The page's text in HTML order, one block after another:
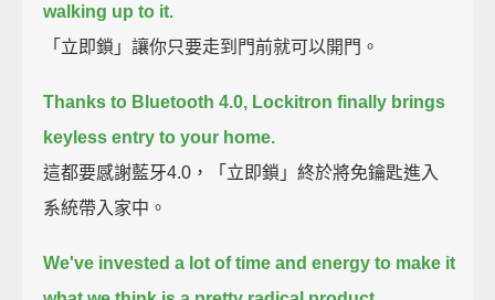
walking up to it.
「立即鎖」讓你只要走到門前就可以開門。
Thanks to Bluetooth 4.0, Lockitron finally brings
keyless entry to your home.
這都要感謝藍牙4.0，「立即鎖」終於將免鑰匙進入
系統帶入家中。
We've invested a lot of time and energy to make it